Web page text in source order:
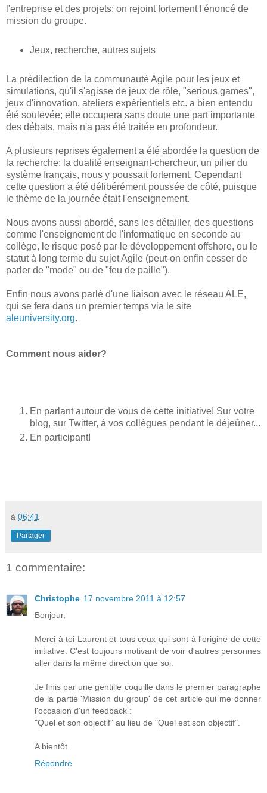
l'entreprise et des projets: on rejoint fortement l'énoncé de
mission du groupe.
Jeux, recherche, autres sujets
La prédilection de la communauté Agile pour les jeux et
simulations, qu'il s'agisse de jeux de rôle, "serious games",
jeux d'innovation, ateliers expérientiels etc. a bien entendu
été soulevée; elle occupera sans doute une part importante
des débats, mais n'a pas été traitée en profondeur.
A plusieurs reprises également a été abordée la question de
la recherche: la dualité enseignant-chercheur, un pilier du
système français, nous y poussait fortement. Cependant
cette question a été délibérément poussée de côté, puisque
le thème de la journée était l'enseignement.
Nous avons aussi abordé, sans les détailler, des questions
comme l'enseignement de l'informatique en seconde au
collège, le risque posé par le développement offshore, ou le
statut à long terme du sujet Agile (peut-on enfin cesser de
parler de "mode" ou de "feu de paille").
Enfin nous avons parlé d'une liaison avec le réseau ALE,
qui se fera dans un premier temps via le site
aleuniversity.org.
Comment nous aider?
En parlant autour de vous de cette initiative! Sur votre
blog, sur Twitter, à vos collègues pendant le déjeûner...
En participant!
à 06:41
Partager
1 commentaire:
Christophe 17 novembre 2011 à 12:57
Bonjour,
Merci à toi Laurent et tous ceux qui sont à l'origine de cette
initiative. C'est toujours motivant de voir d'autres personnes
aller dans la même direction que soi.
Je finis par une gentille coquille dans le premier paragraphe
de la partie 'Mission du group' de cet article qui me donner
l'occasion d'un feedback :
"Quel et son objectif" au lieu de "Quel est son objectif".
A bientôt
Répondre